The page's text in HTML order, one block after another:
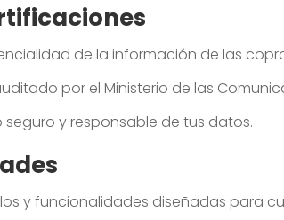
de la información de las
por el Ministerio de las
y responsable de tus datos.
y funcionalidades diseñadas para